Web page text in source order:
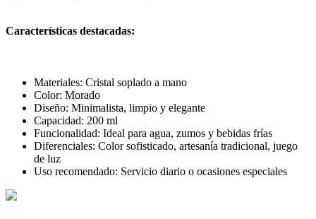
Características destacadas:
Materiales: Cristal soplado a mano
Color: Morado
Diseño: Minimalista, limpio y elegante
Capacidad: 200 ml
Funcionalidad: Ideal para agua, zumos y bebidas frías
Diferenciales: Color sofisticado, artesanía tradicional, juego
de luz
Uso recomendado: Servicio diario o ocasiones especiales